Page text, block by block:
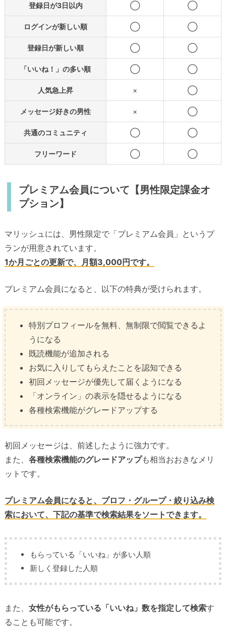
登録日が3日以内 ◯ ◯
ログインが新しい順 ◯ ◯
登録日が新しい順 ◯ ◯
「いいね！」の多い順 ◯ ◯
人気急上昇 × ◯
メッセージ好きの男性 × ◯
共通のコミュニティ ◯ ◯
フリーワード ◯ ◯
プレミアム会員について【男性限定課金オ
プション】
マリッシュには、男性限定で「プレミアム会員」というプ
ランが用意されています。
1か月ごとの更新で、月額3,000円です。
プレミアム会員になると、以下の特典が受けられます。
特別プロフィールを無料、無制限で閲覧できるよ
うになる
既読機能が追加される
お気に入りしてもらえたことを認知できる
初回メッセージが優先して届くようになる
「オンライン」の表示を隠せるようになる
各種検索機能がグレードアップする
初回メッセージは、前述したように強力です。
また、 各種検索機能のグレードアップも相当おおきなメリ
ットです。
プレミアム会員になると、プロフ・グループ・絞り込み検
索において、下記の基準で検索結果をソートできます。
もらっている「いいね」が多い人順
新しく登録した人順
また、 女性がもらっている「いいね」数を指定して検索す
ることも可能です。